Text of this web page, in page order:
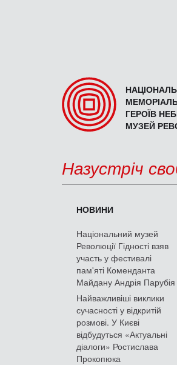
ГЕРОЇВ
МУЗЕЙ
Назустріч
НОВИНИ
Національний музей
Революції Гідності взяв
участь у фестивалі
пам'яті Коменданта
Майдану Андрія Парубія
Найважливіші виклики
сучасності у відкритій
розмові. У Києві
відбудуться «Актуальні
діалоги» Ростислава
Прокопюка